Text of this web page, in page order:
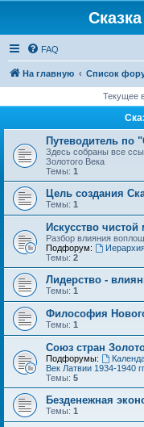
FAQ
На главную Список
Текущее
Путеводитель по
Здесь собраны все
Золотого Века
Темы: 1
Цель создания
Темы: 1
Искусство
Разбор влияния
Подфорум:
Темы: 2
Лидерство -
Темы: 1
Философия
Темы: 1
Cоюз стран
Подфорумы:
Век Латвии 1934-1940 гг.
Темы: 5
Безденежная
Темы: 1